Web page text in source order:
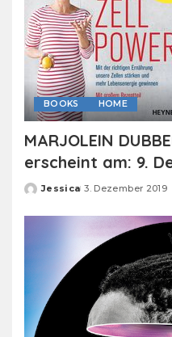
BOOKS HOME
MARJOLEIN
erscheint am: 9.
Posted
Jessica 3. Dezember 2019